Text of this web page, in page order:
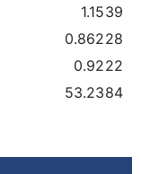
1.1539
0.86228
0.9222
53.2384